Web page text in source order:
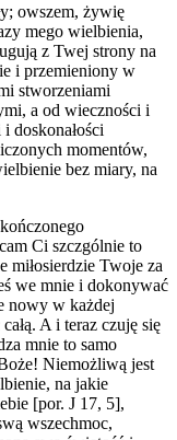
owszem, żywię
mego wielbienia,
z Twej strony na
i przemieniony w
stworzeniami
a od wieczności i
doskonałości
momentów,
bez miary, na
Ci szczgólnie to
miłosierdzie Twoje za
we mnie i dokonywać
nowy w każdej
A i teraz czuję się
mnie to samo
Niemożliwą jest
na jakie
[por. J 17, 5],
wszechmoc,